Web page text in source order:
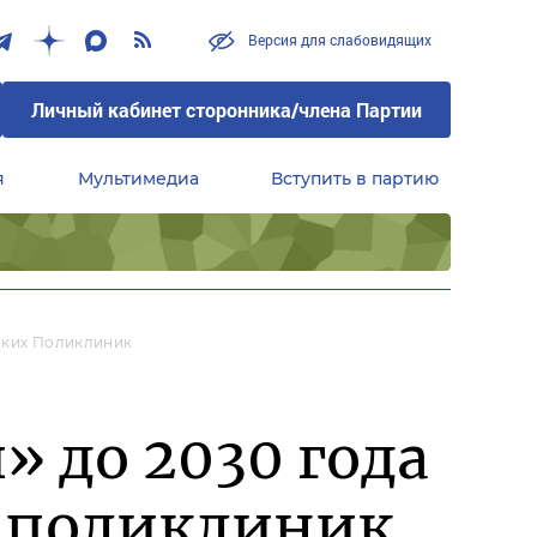
Версия для слабовидящих
Личный кабинет сторонника/члена Партии
Мультимедиа Вступить в партию
Поликлиник
до 2030 года